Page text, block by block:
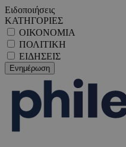
Ειδοποιήσεις
ΚΑΤΗΓΟΡΙΕΣ
ΟΙΚΟΝΟΜΙΑ
ΠΟΛΙΤΙΚΗ
ΕΙΔΗΣΕΙΣ